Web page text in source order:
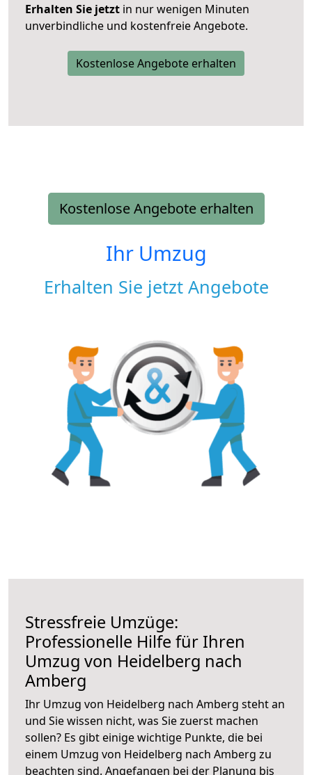
Erhalten Sie jetzt in nur wenigen Minuten
unverbindliche und kostenfreie Angebote.
Kostenlose Angebote erhalten
Kostenlose Angebote erhalten
Ihr Umzug
Erhalten Sie jetzt Angebote
Stressfreie Umzüge:
Professionelle Hilfe für Ihren
Umzug von Heidelberg nach
Amberg
Ihr Umzug von Heidelberg nach Amberg steht an
und Sie wissen nicht, was Sie zuerst machen
sollen? Es gibt einige wichtige Punkte, die bei
einem Umzug von Heidelberg nach Amberg zu
beachten sind. Angefangen bei der Planung bis